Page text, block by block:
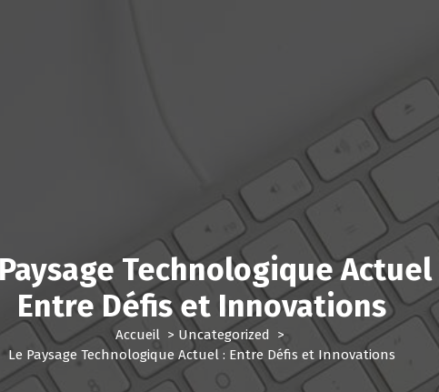
Technologique Actuel
Entre Défis et Innovations
Accueil > Uncategorized >
Le Paysage Technologique Actuel : Entre Défis et Innovations